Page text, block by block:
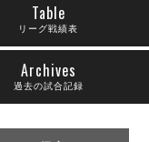
Table
リーグ戦績表
Archives
過去の試合記録